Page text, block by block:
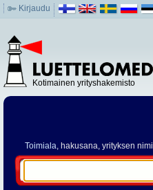
Kirjaudu
Kotimainen yrityshakemisto
Toimiala, hakusana, yrityksen nimi